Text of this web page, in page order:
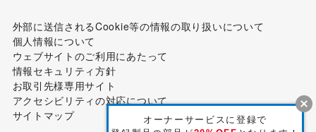
オーナーサービスに登録で
外部に送信されるCookie等の情報の取り扱いについて
個人情報について
ウェブサイトのご利用にあたって
情報セキュリティ方針
お取引先様専用サイト
アクセシビリティの対応について
サイトマップ